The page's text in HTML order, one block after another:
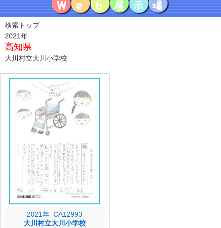
検索トップ
2021年
高知県
大川村立大川小学校
2021年 CA12993
大川村立大川小学校